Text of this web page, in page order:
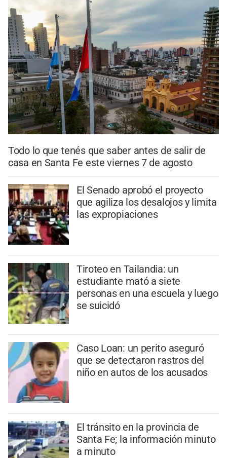
Todo lo que tenés que saber antes de salir de
casa en Santa Fe este viernes 7 de agosto
El Senado aprobó el proyecto
que agiliza los desalojos y limita
las expropiaciones
Tiroteo en Tailandia: un
estudiante mató a siete
personas en una escuela y luego
se suicidó
Caso Loan: un perito aseguró
que se detectaron rastros del
niño en autos de los acusados
El tránsito en la provincia de
Santa Fe; la información minuto
a minuto